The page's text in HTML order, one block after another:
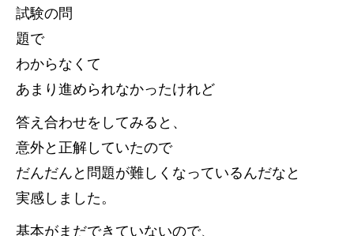
試験の問
題で
わからなくて
あまり進められなかったけれど
答え合わせをしてみると、
意外と正解していたので
だんだんと問題が難しくなっているんだなと
実感しました。
基本がまだできていないので、